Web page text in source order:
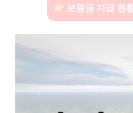
보증금 지급 현